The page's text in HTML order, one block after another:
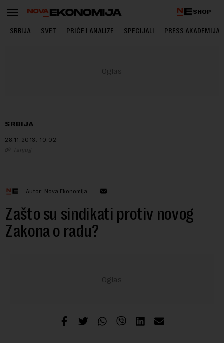
SHOP
SRBIJA SVET PRIČE I ANALIZE SPECIJALI PRESS AKADEMIJA
SRBIJA
28.11.2013. 10:02
Tanjug
Autor: Nova Ekonomija
Zašto su sindikati protiv novog
Zakona o radu?